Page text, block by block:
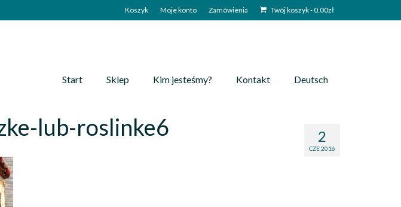
Koszyk Moje konto Zamówienia Twój koszyk-0.00zł
Start Sklep Kim jesteśmy? Kontakt Deutsch
2
CZE 2016
lub-roslinke6